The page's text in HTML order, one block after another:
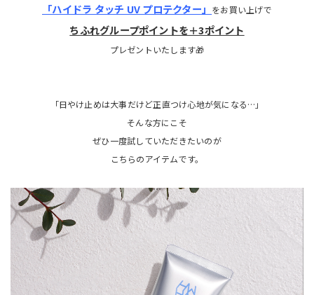
「ハイドラ タッチ UV プロテクター」 をお買い上げで
ちふれグループポイントを＋3ポイント
プレゼントいたします🎁
「日やけ止めは大事だけど正直つけ心地が気になる…」
そんな方にこそ
ぜひ一度試していただきたいのが
こちらのアイテムです。